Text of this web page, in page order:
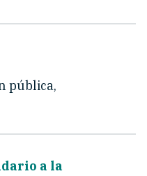
pública,
a la